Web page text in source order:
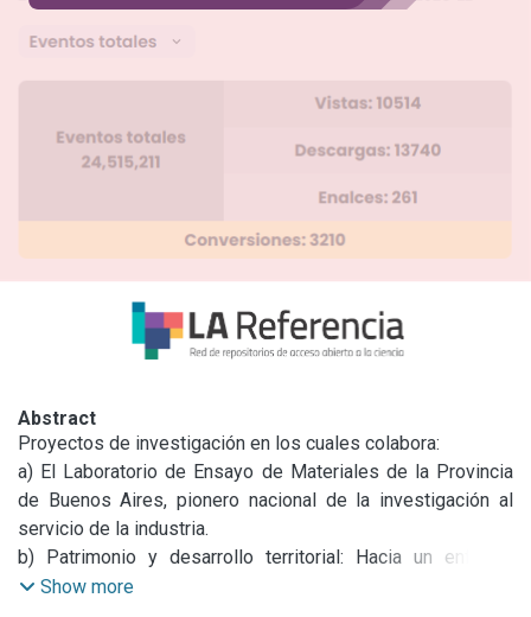
Abstract
Proyectos de investigación en los cuales colabora:
a) El Laboratorio de Ensayo de Materiales de la Provincia
de Buenos Aires, pionero nacional de la investigación al
servicio de la industria.
b) Patrimonio y desarrollo territorial: Hacia un enfoque
integral de las políticas públicas para la optimización del
Show more